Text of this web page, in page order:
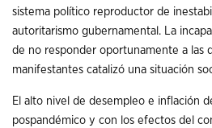
sistema político reproductor de
autoritarismo gubernamental. La
de no responder oportunamente a las
manifestantes catalizó una situación
El alto nivel de desempleo e inflación
pospandémico y con los efectos del